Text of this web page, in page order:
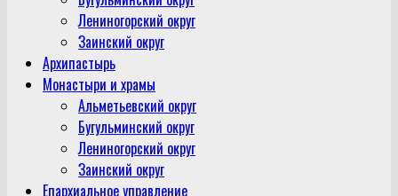
Лениногорский округ
Заинский округ
Архипастырь
Монастыри и храмы
Альметьевский округ
Бугульминский округ
Лениногорский округ
Заинский округ
Епархиальное управление